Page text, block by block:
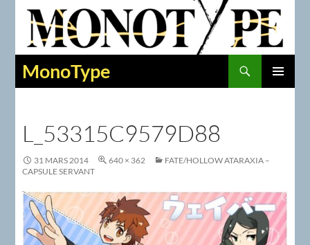
MonoType
Recherche
L_53315C9579D88
31 MARS 2014 640 × 362
FATE/HOLLOW ATARAXIA –
CAPSULE SERVANT